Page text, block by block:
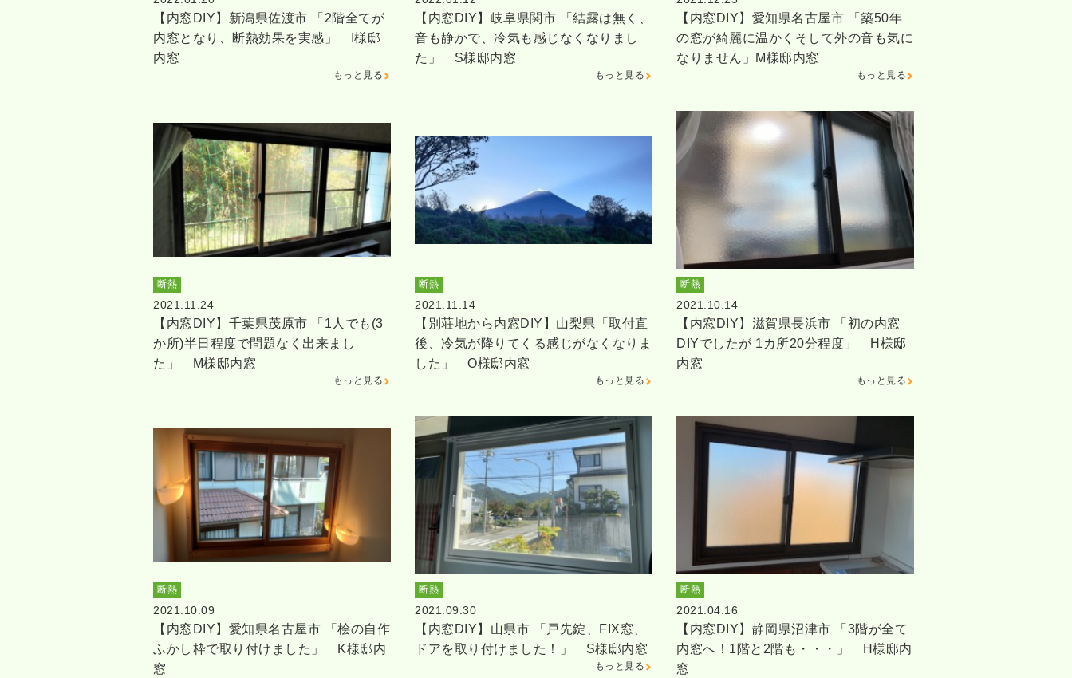
【内窓DIY】新潟県佐渡市 「2階全てが
内窓となり、断熱効果を実感」 I様邸
内窓
もっと見る
【内窓DIY】岐阜県関市 「結露は無く、
音も静かで、冷気も感じなくなりまし
た」 S様邸内窓
もっと見る
【内窓DIY】愛知県名古屋市 「築50年
の窓が綺麗に温かくそして外の音も気に
なりません」M様邸内窓
もっと見る
断熱
2021.11.24
【内窓DIY】千葉県茂原市 「1人でも(3
か所)半日程度で問題なく出来まし
た」 M様邸内窓
もっと見る
断熱
2021.11.14
【別荘地から内窓DIY】山梨県「取付直
後、冷気が降りてくる感じがなくなりま
した」 O様邸内窓
もっと見る
断熱
2021.10.14
【内窓DIY】滋賀県長浜市 「初の内窓
DIYでしたが 1カ所20分程度」 H様邸
内窓
もっと見る
断熱
2021.10.09
【内窓DIY】愛知県名古屋市 「桧の自作
ふかし枠で取り付けました」 K様邸内
窓
断熱
2021.09.30
【内窓DIY】山県市 「戸先錠、FIX窓、
ドアを取り付けました！」 S様邸内窓
もっと見る
断熱
2021.04.16
【内窓DIY】静岡県沼津市 「3階が全て
内窓へ！1階と2階も・・・」 H様邸内
窓